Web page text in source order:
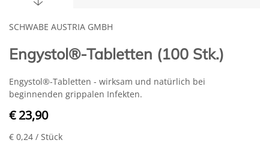
SCHWABE AUSTRIA GMBH
Engystol®-Tabletten (100 Stk.)
Engystol®-Tabletten - wirksam und natürlich bei
beginnenden grippalen Infekten.
€ 23,90
€ 0,24 / Stück